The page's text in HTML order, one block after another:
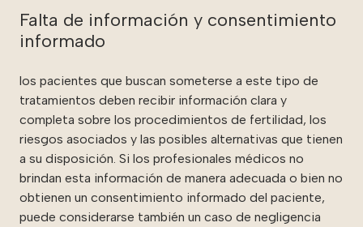
Falta de información y consentimiento
informado
los pacientes que buscan someterse a este tipo de
tratamientos deben recibir información clara y
completa sobre los procedimientos de fertilidad, los
riesgos asociados y las posibles alternativas que tienen
a su disposición. Si los profesionales médicos no
brindan esta información de manera adecuada o bien no
obtienen un consentimiento informado del paciente,
puede considerarse también un caso de negligencia